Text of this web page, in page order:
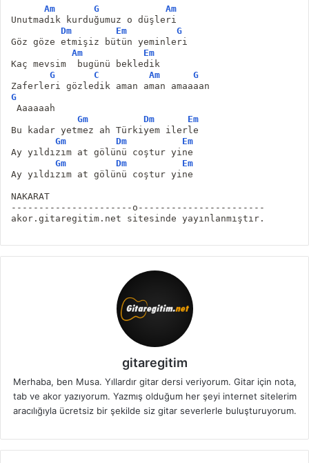
Am G
Am
Unutmadık kurduğumuz o düşleri
Dm
Em
G
Göz göze etmişiz bütün yeminleri
Am
Em
Kaç mevsim  bugünü bekledik
G
C Am
G
Zaferleri gözledik aman aman amaaaan
G
Aaaaaah
Gm
Dm
Em
Bu kadar yetmez ah Türkiyem ilerle
Gm
Dm
Em
Ay yıldızım at gölünü coştur yine
Gm
Dm
Em
Ay yıldızım at gölünü coştur yine
NAKARAT
----------------------o-----------------------
akor.gitaregitim.net sitesinde yayınlanmıştır.
gitaregitim
Merhaba, ben Musa. Yıllardır gitar dersi veriyorum. Gitar için nota,
tab ve akor yazıyorum. Yazmış olduğum her şeyi internet sitelerim
aracılığıyla ücretsiz bir şekilde siz gitar severlerle buluşturuyorum.